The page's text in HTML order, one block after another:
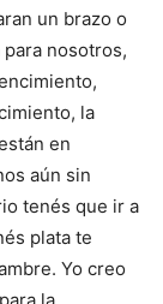
un brazo o
nosotros,
la
en
aún sin
tenés que ir a
plata te
Yo creo